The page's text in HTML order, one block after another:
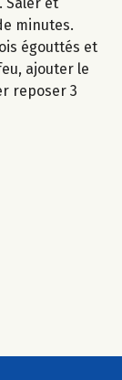
Saler et
minutes.
égouttés et
ajouter le
reposer 3